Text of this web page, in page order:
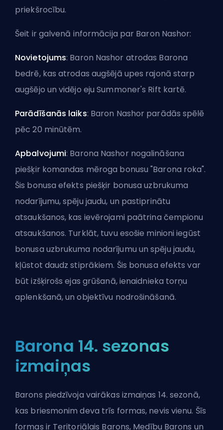
priekšrocību.
Šeit ir galvenā informācija par Baron Nashor:
Novietojums: Baron Nashor atrodas Barona
bedrē, kas atrodas augšējā upes rajonā starp
augšējo un vidējo eju Summoner's Rift kartē.
Parādīšanās laiks: Baron Nashor parādās spēlē
pēc 20 minūtēm.
Apbalvojumi: Barona Nashor nogalināšana
piešķir komandas mēroga bonusu "Barona roka".
Šis bonusa efekts piešķir bonusa uzbrukuma
nodarījumu, spēju jaudu, un pastiprinātu
atsaukšanos, kas ievērojami paātrina čempionu
atsaukšanos. Turklāt, tuvu esošie minioni iegūst
bonusa uzbrukuma nodarījumu un spēju jaudu,
kļūstot daudz stiprākiem. Šis bonusa efekts var
būt izšķirošs ejas grūšanā, ienaidnieka torņu
aplenkšanā, un objektīvu nodrošināšanā.
Barona 14. sezonas
izmaiņas
Barons piedzīvoja vairākas izmaiņas 14. sezonā,
kas briesmonim deva trīs formas, nevis vienu. Šīs
formas ir Teritoriālais Barons, Medību Barons un